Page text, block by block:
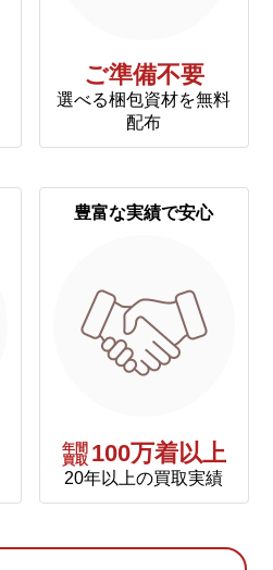
ご準備不要
選べる梱包資材を無料
配布
豊富な実績で安心
年間
買取 100万着以上
20年以上の買取実績